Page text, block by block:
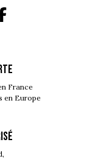
France
en Europe